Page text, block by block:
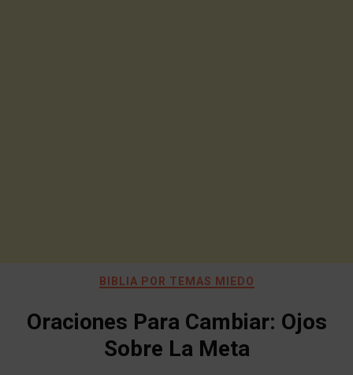
BIBLIA POR TEMAS MIEDO
Oraciones Para Cambiar: Ojos
Sobre La Meta